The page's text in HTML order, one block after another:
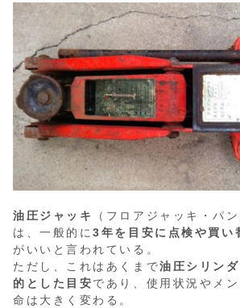
油圧ジャッキ
（フロアジャッキ・パ
は、一般的に3年を目安に点検や買い
がいいと言われている。
ただし、これはあくまで油圧シリン
的とした目安であり、使用状況やメ
命は大きく変わる。